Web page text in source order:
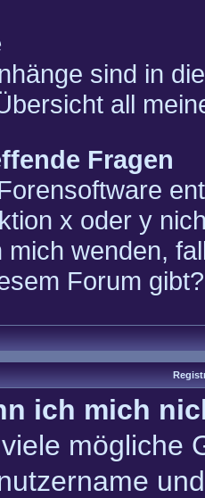
sind in
all
Fragen
x oder y
mich wenden,
Forum gibt?
ich mich
mögliche